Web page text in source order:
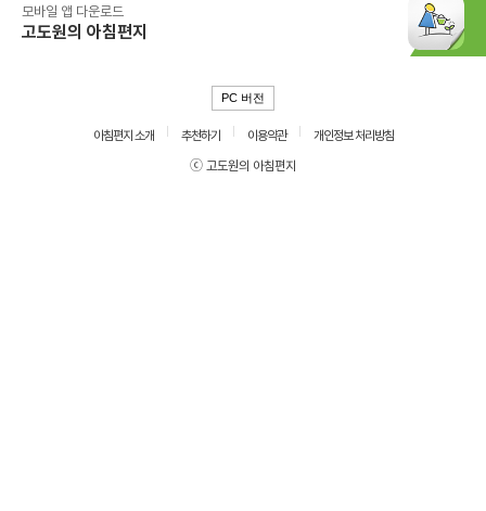
모바일 앱 다운로드
고도원의 아침편지
PC 버전
아침편지 소개 추천하기 이용약관
개인정보 처리방침
ⓒ 고도원의 아침편지